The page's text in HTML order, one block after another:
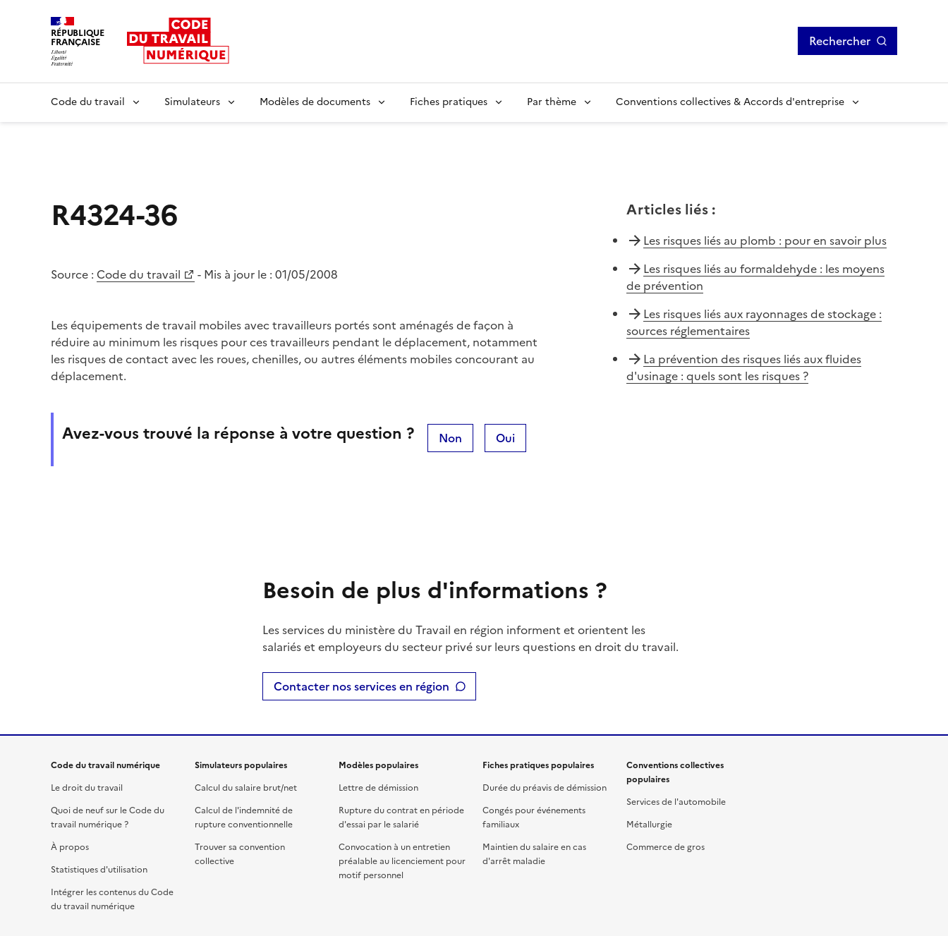
RÉPUBLIQUE
FRANÇAISE Rechercher
Code du travail Simulateurs Modèles de documents Fiches pratiques Par thème Conventions collectives & Accords d'entreprise
R4324-36
Source : Code du travail - Mis à jour le : 01/05/2008
Les équipements de travail mobiles avec travailleurs portés sont aménagés de façon à
réduire au minimum les risques pour ces travailleurs pendant le déplacement, notamment
les risques de contact avec les roues, chenilles, ou autres éléments mobiles concourant au
déplacement.
Avez-vous trouvé la réponse à votre question ? Non Oui
Articles liés:
Les risques liés au plomb : pour en savoir plus
Les risques liés au formaldehyde : les moyens
de prévention
Les risques liés aux rayonnages de stockage :
sources réglementaires
La prévention des risques liés aux fluides
d'usinage : quels sont les risques ?
Besoin de plus d'informations ?
Les services du ministère du Travail en région informent et orientent les
salariés et employeurs du secteur privé sur leurs questions en droit du travail.
Contacter nos services en région
Code du travail numérique
Le droit du travail
Quoi de neuf sur le Code du
travail numérique ?
À propos
Statistiques d'utilisation
Intégrer les contenus du Code
du travail numérique
Simulateurs populaires
Calcul du salaire brut/net
Calcul de l'indemnité de
rupture conventionnelle
Trouver sa convention
collective
Modèles populaires
Lettre de démission
Rupture du contrat en période
d'essai par le salarié
Convocation à un entretien
préalable au licenciement pour
motif personnel
Fiches pratiques populaires
Durée du préavis de démission
Congés pour événements
familiaux
Maintien du salaire en cas
d'arrêt maladie
Conventions collectives
populaires
Services de l'automobile
Métallurgie
Commerce de gros